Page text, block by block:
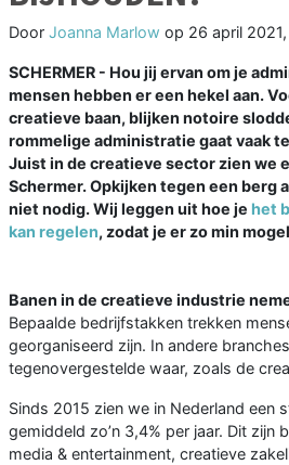
Door Joanna Marlow op 26 april
SCHERMER - Hou jij ervan om je
mensen hebben er een hekel aan.
creatieve baan, blijken notoire
rommelige administratie gaat vaak
Juist in de creatieve sector zien we
Schermer. Opkijken tegen een berg
niet nodig. Wij leggen uit hoe je het
kan regelen, zodat je er zo min
Banen in de creatieve industrie
Bepaalde bedrijfstakken trekken
georganiseerd zijn. In andere
tegenovergestelde waar, zoals de
Sinds 2015 zien we in Nederland een
gemiddeld zo’n 3,4% per jaar. Dit zijn
media & entertainment, creatieve